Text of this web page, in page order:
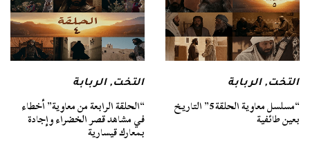
التخت,الربابة
“مسلسل معاوية الحلقة 5” التاريخ
بعين طائفية
التخت,الربابة
“الحلقة الرابعة من معاوية” أخطاء
في مشاهد قصر الخضراء وإجادة
بمعارك قيسارية